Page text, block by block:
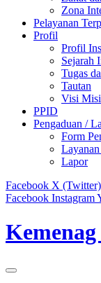
Zona
Pelayanan
Profil
Profil
Sejarah
Tugas
Tautan
Visi Misi
PPID
Pengaduan /
Form
Lapor
Facebook X (Twitter)
Facebook Instagram